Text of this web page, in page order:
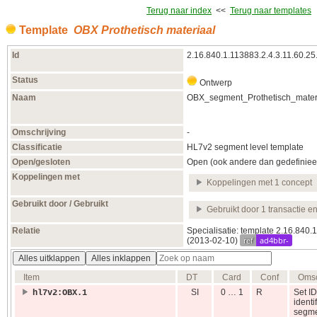
Terug naar index << Terug naar templates
Template OBX Prothetisch materiaal
Id
Status
Ontwerp
Naam
Omschrijving
-
Classificatie
HL7v2 segment level template
Open/gesloten
Open (ook andere dan
Koppelingen met
Koppelingen met 1 concept
Gebruikt door / Gebruikt
Gebruikt door 1 transactie
Relatie
Specialisatie: template
(2013‑02‑10)
ref ad4bbr-
Alles uitklappen
Alles inklappen
Item
DT Card Conf
hl7v2:OBX.1
SI 0 … 1 R
Set